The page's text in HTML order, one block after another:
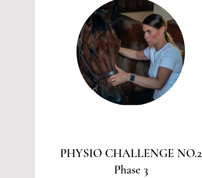
PHYSIO CHALLENGE NO.2
Phase 3